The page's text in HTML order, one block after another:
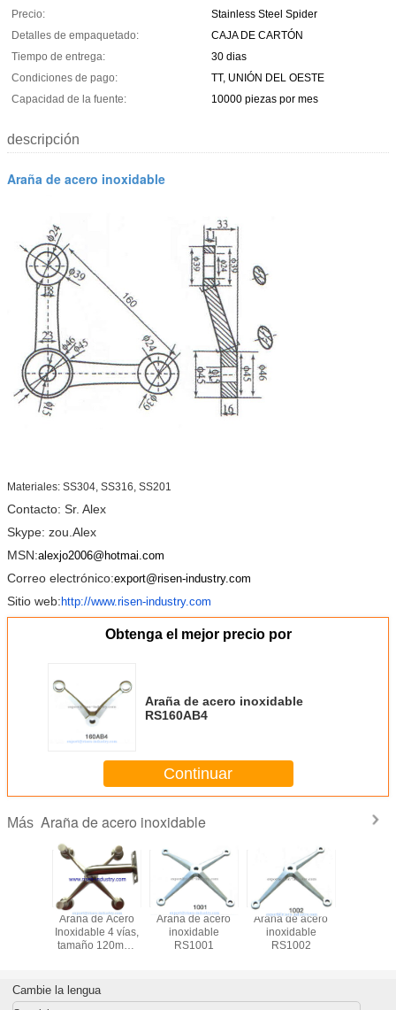
Precio:
Stainless Steel Spider
Detalles de empaquetado:
CAJA DE CARTÓN
Tiempo de entrega:
30 dias
Condiciones de pago:
TT, UNIÓN DEL OESTE
Capacidad de la fuente:
10000 piezas por mes
descripción
Araña de acero inoxidable
Materiales: SS304, SS316, SS201
Contacto: Sr. Alex
Skype: zou.Alex
MSN:alexjo2006@hotmai.com
Correo electrónico:export@risen-industry.com
Sitio web: http://www.risen-industry.com
Obtenga el mejor precio por
Araña de acero inoxidable
RS160AB4
Continuar
Más Araña de acero inoxidable
Araña de Acero
Inoxidable 4 vías,
tamaño 120mm,
Araña de acero
inoxidable
RS1001
Araña de acero
inoxidable
RS1002
Cambie la lengua